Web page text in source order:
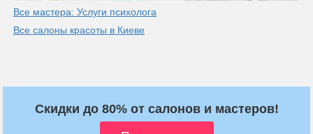
Все мастера: Услуги психолога
Все салоны красоты в Киеве
Скидки до 80% от салонов и мастеров!